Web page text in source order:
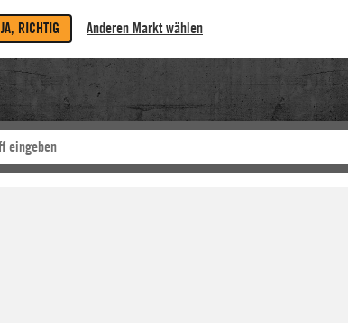
JA, RICHTIG Anderen Markt wählen